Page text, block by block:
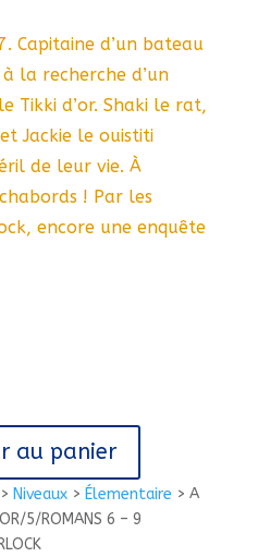
> Niveaux> Élementaire > A
5/ROMANS 6 – 9
Capitaine d’un bateau
la recherche d’un
Tikki d’or. Shaki le rat,
Jackie le ouistiti
de leur vie. À
! Par les
encore une enquête
au panier